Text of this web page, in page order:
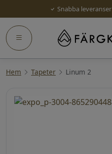
Snabba leveranser
Hem Tapeter Linum 2